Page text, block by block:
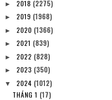
► 2018 (2275)
► 2019 (1968)
► 2020 (1366)
► 2021 (839)
► 2022 (828)
► 2023 (350)
▼ 2024 (1012)
THÁNG 1 (17)